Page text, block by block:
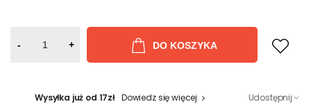
- + DO KOSZYKA
Wysyłka już od 17zł Dowiedz się więcej Udostępnij